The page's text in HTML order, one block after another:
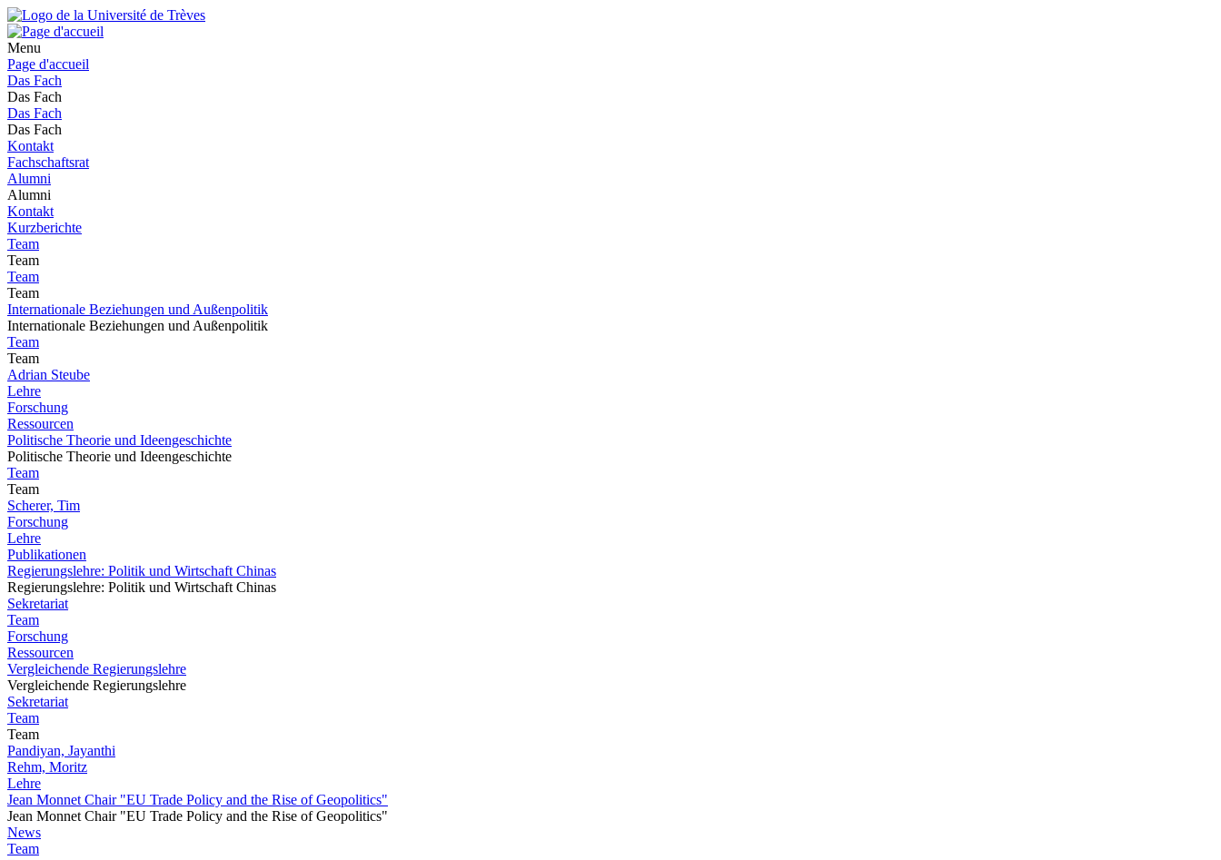
Menu
Page d'accueil
Das Fach
Das Fach
Das Fach
Das Fach
Kontakt
Fachschaftsrat
Alumni
Alumni
Kontakt
Kurzberichte
Team
Team
Team
Team
Internationale Beziehungen und Außenpolitik
Internationale Beziehungen und Außenpolitik
Team
Team
Adrian Steube
Lehre
Forschung
Ressourcen
Politische Theorie und Ideengeschichte
Politische Theorie und Ideengeschichte
Team
Team
Scherer, Tim
Forschung
Lehre
Publikationen
Regierungslehre: Politik und Wirtschaft Chinas
Regierungslehre: Politik und Wirtschaft Chinas
Sekretariat
Team
Forschung
Ressourcen
Vergleichende Regierungslehre
Vergleichende Regierungslehre
Sekretariat
Team
Team
Pandiyan, Jayanthi
Rehm, Moritz
Lehre
Jean Monnet Chair "EU Trade Policy and the Rise of Geopolitics"
Jean Monnet Chair "EU Trade Policy and the Rise of Geopolitics"
News
Team